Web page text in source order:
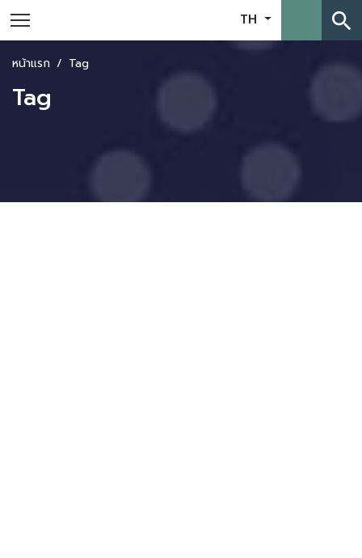
TH search
หน้าแรก Tag
Tag